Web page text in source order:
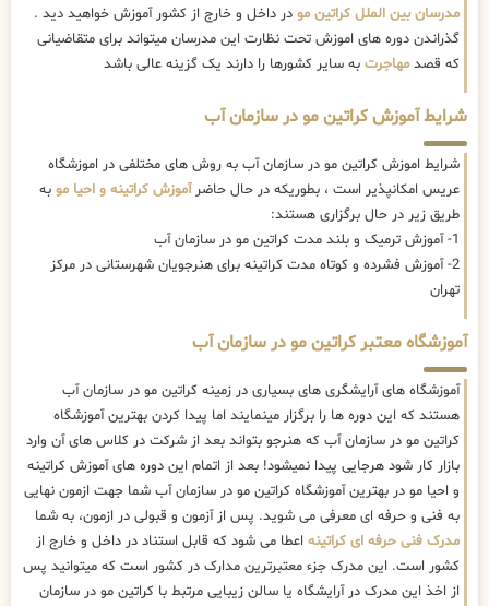
مدرسان بین الملل کراتین مو در داخل و خارج از کشور آموزش خواهید دید .
گذراندن دوره های اموزش تحت نظارت این مدرسان میتواند برای متقاضیانی
که قصد مهاجرت به سایر کشورها را دارند یک گزینه عالی باشد
شرایط آموزش کراتین مو در سازمان آب
شرایط اموزش کراتین مو در سازمان آب به روش های مختلفی در اموزشگاه
عریس امکانپذیر است ، بطوریکه در حال حاضرآموزش کراتینه و احیا مو به
طریق زیر در حال برگزاری هستند:
1- آموزش ترمیک و بلند مدت کراتین مو در سازمان آب
2- آموزش فشرده و کوتاه مدت کراتینه برای هنرجویان شهرستانی در مرکز
تهران
آموزشگاه معتبر کراتین مو در سازمان آب
آموزشگاه های آرایشگری های بسیاری در زمینه کراتین مو در سازمان آب
هستند که این دوره ها را برگزار مینمایند اما پیدا کردن بهترین آموزشگاه
کراتین مو در سازمان آب که هنرجو بتواند بعد از شرکت در کلاس های آن وارد
بازار کار شود هرجایی پیدا نمیشود! بعد از اتمام این دوره های آموزش کراتینه
و احیا مو در بهترین آموزشگاه کراتین مو در سازمان آب شما جهت ازمون نهایی
به فنی و حرفه ای معرفی می شوید. پس از آزمون و قبولی در ازمون، به شما
مدرک فنی حرفه ای کراتینه اعطا می شود که قابل استناد در داخل و خارج از
کشور است. این مدرک جزء معتبرترین مدارک در کشور است که میتوانید پس
از اخذ این مدرک در آرایشگاه یا سالن زیبایی مرتبط با کراتین مو در سازمان